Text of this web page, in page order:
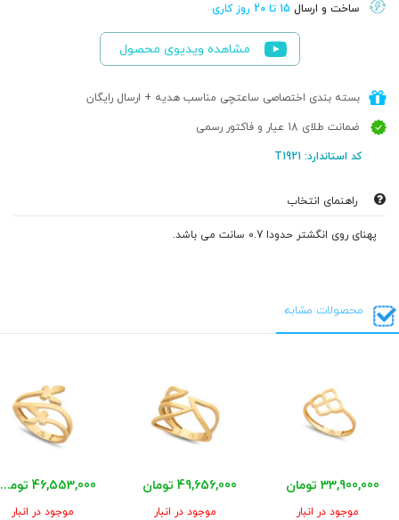
ساخت و ارسال 15 تا 20 روز کاری
مشاهده ویدیوی محصول
بسته بندی اختصاصی ساعتچی مناسب هدیه + ارسال رایگان
ضمانت طلای 18 عیار و فاکتور رسمی
کد استاندارد: T1921
راهنمای انتخاب
پهنای روی انگشتر حدودا 0.7 سانت می باشد.
محصولات مشابه
33,900,000 تومان
موجود در انبار
49,656,000 تومان
موجود در انبار
46,553,000 تومان
موجود در انبار